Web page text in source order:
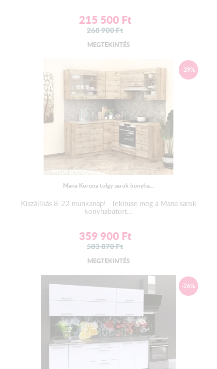
215 500 Ft
268 900Ft
MEGTEKINTÉS
-29%
Mana Korona tölgy sarok konyha...
Kiszállítás 8-22 munkanap! Tekintse meg a Mana sarok
konyhabútort...
359 900 Ft
503 870Ft
MEGTEKINTÉS
-26%